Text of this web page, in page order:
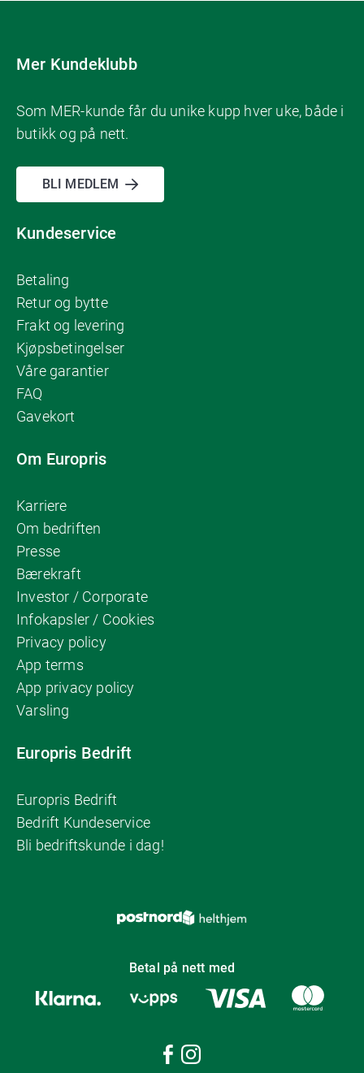
Mer Kundeklubb
Som MER-kunde får du unike kupp hver uke, både i
butikk og på nett.
BLI MEDLEM
Kundeservice
Betaling
Retur og bytte
Frakt og levering
Kjøpsbetingelser
Våre garantier
FAQ
Gavekort
Om Europris
Karriere
Om bedriften
Presse
Bærekraft
Investor / Corporate
Infokapsler / Cookies
Privacy policy
App terms
App privacy policy
Varsling
Europris Bedrift
Europris Bedrift
Bedrift Kundeservice
Bli bedriftskunde i dag!
Betal på nett med